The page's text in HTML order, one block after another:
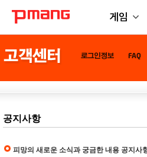
게임
공지사항
피망의 새로운 소식과 궁금한 내용 공지사